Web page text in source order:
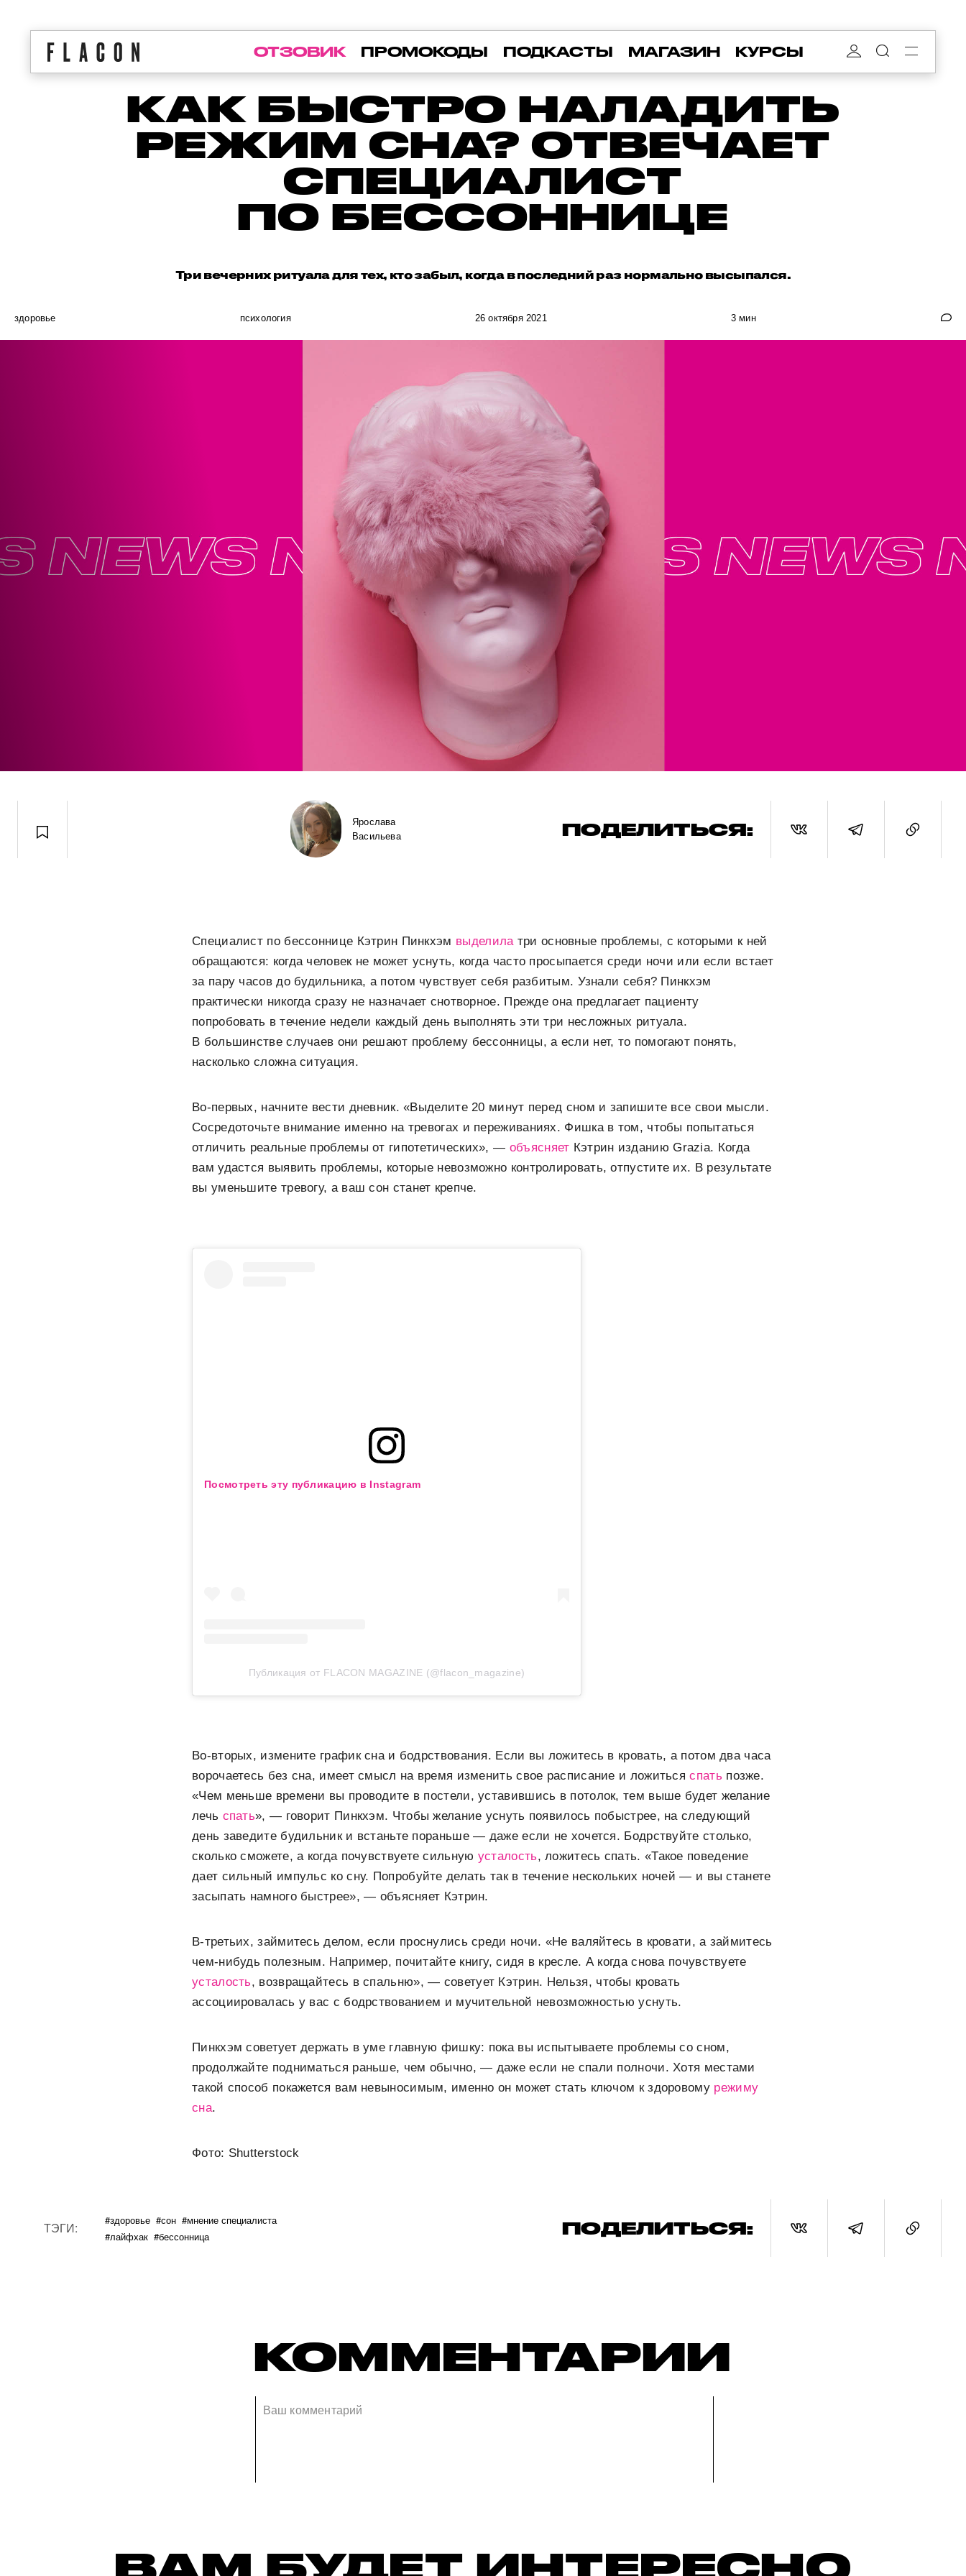
ОТЗОВИК ПРОМОКОДЫ ПОДКАСТЫ МАГАЗИН КУРСЫ
КАК БЫСТРО НАЛАДИТЬ
РЕЖИМ СНА? ОТВЕЧАЕТ
СПЕЦИАЛИСТ
ПО БЕССОННИЦЕ
Три вечерних ритуала для тех, кто забыл, когда в последний раз нормально высыпался.
здоровье психология 26 октября 2021 3 мин
Ярослава
Васильева
ПОДЕЛИТЬСЯ:
Специалист по бессоннице Кэтрин Пинкхэм выделилатри основные проблемы, с которыми к ней
обращаются: когда человек не может уснуть, когда часто просыпается среди ночи или если встает
за пару часов до будильника, а потом чувствует себя разбитым. Узнали себя? Пинкхэм
практически никогда сразу не назначает снотворное. Прежде она предлагает пациенту
попробовать в течение недели каждый день выполнять эти три несложных ритуала.
В большинстве случаев они решают проблему бессонницы, а если нет, то помогают понять,
насколько сложна ситуация.
Во-первых, начните вести дневник. «Выделите 20 минут перед сном и запишите все свои мысли.
Сосредоточьте внимание именно на тревогах и переживаниях. Фишка в том, чтобы попытаться
отличить реальные проблемы от гипотетических», — объясняет Кэтрин изданию Grazia. Когда
вам удастся выявить проблемы, которые невозможно контролировать, отпустите их. В результате
вы уменьшите тревогу, а ваш сон станет крепче.
Посмотреть эту публикацию в Instagram
Публикация от FLACON MAGAZINE (@flacon_magazine)
Во-вторых, измените график сна и бодрствования. Если вы ложитесь в кровать, а потом два часа
ворочаетесь без сна, имеет смысл на время изменить свое расписание и ложитьсяспать позже.
«Чем меньше времени вы проводите в постели, уставившись в потолок, тем выше будет желание
лечь спать», — говорит Пинкхэм. Чтобы желание уснуть появилось побыстрее, на следующий
день заведите будильник и встаньте пораньше — даже если не хочется. Бодрствуйте столько,
сколько сможете, а когда почувствуете сильную усталость, ложитесь спать. «Такое поведение
дает сильный импульс ко сну. Попробуйте делать так в течение нескольких ночей — и вы станете
засыпать намного быстрее», — объясняет Кэтрин.
В-третьих, займитесь делом, если проснулись среди ночи. «Не валяйтесь в кровати, а займитесь
чем-нибудь полезным. Например, почитайте книгу, сидя в кресле. А когда снова почувствуете
усталость, возвращайтесь в спальню», — советует Кэтрин. Нельзя, чтобы кровать
ассоциировалась у вас с бодрствованием и мучительной невозможностью уснуть.
Пинкхэм советует держать в уме главную фишку: пока вы испытываете проблемы со сном,
продолжайте подниматься раньше, чем обычно, — даже если не спали полночи. Хотя местами
такой способ покажется вам невыносимым, именно он может стать ключом к здоровому режиму
сна.
Фото: Shutterstock
ТЭГИ: #здоровье #сон #мнение специалиста
#лайфхак #бессонница ПОДЕЛИТЬСЯ:
КОММЕНТАРИИ
ВАМ БУДЕТ ИНТЕРЕСНО